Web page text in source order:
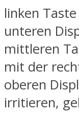
linken
unteren
mittleren
mit der
oberen
irritieren,